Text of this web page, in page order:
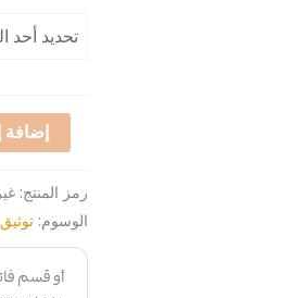
إضافة
رمز المنتج:
الوسوم: